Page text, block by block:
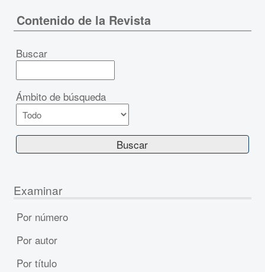
Contenido de la Revista
Buscar
Ámbito de búsqueda
Examinar
Por número
Por autor
Por título